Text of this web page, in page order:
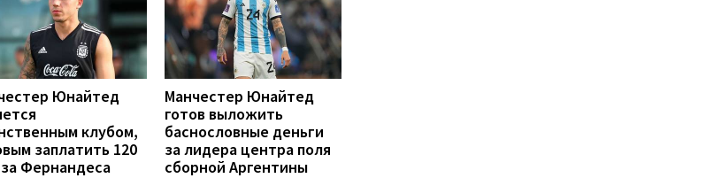
Юнайтед
клубом,
заплатить 120
Фернандеса
Манчестер Юнайтед
готов выложить
баснословные деньги
за лидера центра поля
сборной Аргентины